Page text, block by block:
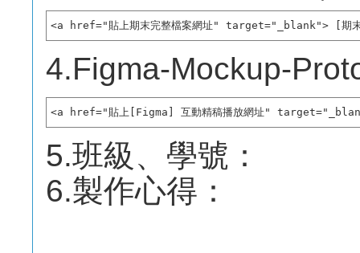
<a href="貼上期末完整檔案網址" target="_blank"> [期
4.Figma-Mockup-
<a href="貼上[Figma] 互動精稿播放網址"
5.班級、學號：
6.製作心得：